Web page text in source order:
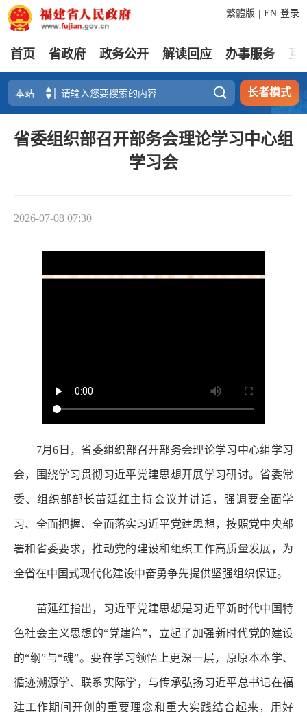
登录
繁體版 EN
首页 省政府 政务公开 解读回应 办事服务 互
 长者模式
省委组织部召开部务会理论学习中心组
学习会
2026-07-08 07:30
7月6日，省委组织部召开部务会理论学习中心组学习
会，围绕学习贯彻习近平党建思想开展学习研讨。省委常
委、组织部部长苗延红主持会议并讲话，强调要全面学
习、全面把握、全面落实习近平党建思想，按照党中央部
署和省委要求，推动党的建设和组织工作高质量发展，为
全省在中国式现代化建设中奋勇争先提供坚强组织保证。
苗延红指出，习近平党建思想是习近平新时代中国特
色社会主义思想的“党建篇”，立起了加强新时代党的建设
的“纲”与“魂”。要在学习领悟上更深一层，原原本本学、
循迹溯源学、联系实际学，与传承弘扬习近平总书记在福
建工作期间开创的重要理念和重大实践结合起来，用好